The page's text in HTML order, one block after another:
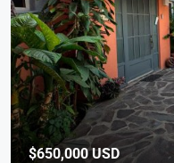
$650,000USD